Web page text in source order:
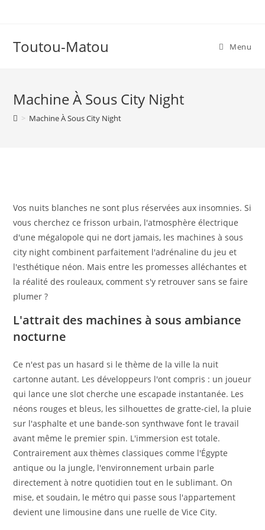
Toutou-Matou Menu
Machine À Sous City Night
> Machine À Sous City Night
Vos nuits blanches ne sont plus réservées aux insomnies. Si
vous cherchez ce frisson urbain, l'atmosphère électrique
d'une mégalopole qui ne dort jamais, les machines à sous
city night combinent parfaitement l'adrénaline du jeu et
l'esthétique néon. Mais entre les promesses alléchantes et
la réalité des rouleaux, comment s'y retrouver sans se faire
plumer ?
L'attrait des machines à sous ambiance
nocturne
Ce n'est pas un hasard si le thème de la ville la nuit
cartonne autant. Les développeurs l'ont compris : un joueur
qui lance une slot cherche une escapade instantanée. Les
néons rouges et bleus, les silhouettes de gratte-ciel, la pluie
sur l'asphalte et une bande-son synthwave font le travail
avant même le premier spin. L'immersion est totale.
Contrairement aux thèmes classiques comme l'Égypte
antique ou la jungle, l'environnement urbain parle
directement à notre quotidien tout en le sublimant. On
mise, et soudain, le métro qui passe sous l'appartement
devient une limousine dans une ruelle de Vice City.